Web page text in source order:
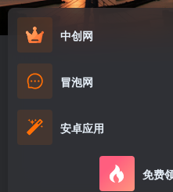
中创网
冒泡网
安卓应用
免费